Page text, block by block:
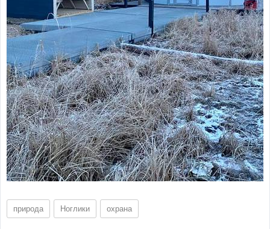
природа Ноглики охрана